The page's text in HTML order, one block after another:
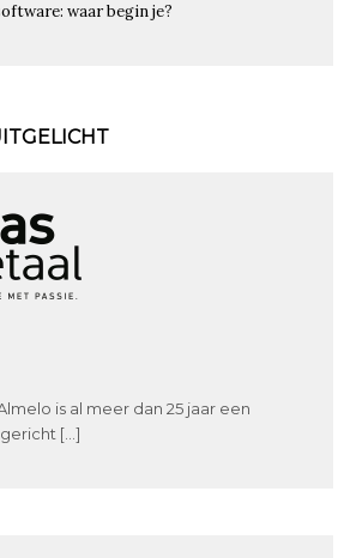
waar begin je?
is al meer dan 25 jaar een
[…]